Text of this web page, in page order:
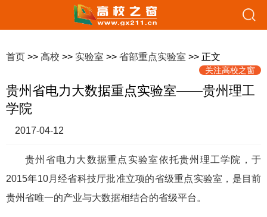
首页 >> 高校 >> 实验室 >> 省部重点实验室 >> 正文
关注高校之窗
贵州省电力大数据重点实验室——贵州理工
学院
2017-04-12
贵州省电力大数据重点实验室依托贵州理工学院，于
2015年10月经省科技厅批准立项的省级重点实验室，是目前
贵州省唯一的产业与大数据相结合的省级平台。